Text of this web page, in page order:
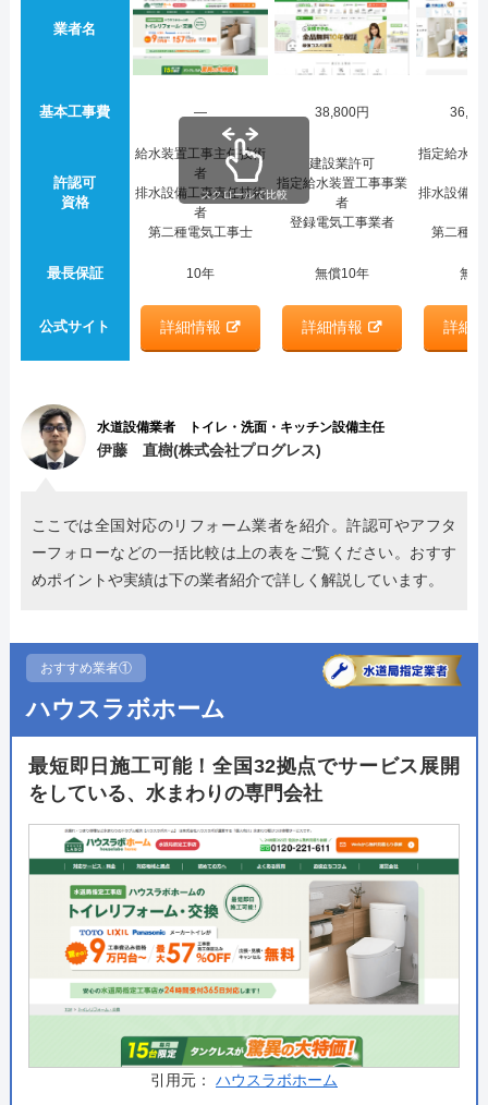
業者名
基本工事費 ― 38,800円
許認可
資格
給水装置工事主任技術
者
排水設備工事責任技術
者
第二種電気工事士
建設業許可
指定給水装置工事事業
者
登録電気工事業者
指定給水装
排水設備工
第二種電
最長保証 10年 無償10年 無
公式サイト 詳細情報 詳細情報 詳細
スクロールで比較
水道設備業者 トイレ・洗面・キッチン設備主任
伊藤 直樹(株式会社プログレス)
ここでは全国対応のリフォーム業者を紹介。許認可やアフタ
ーフォローなどの一括比較は上の表をご覧ください。おすす
めポイントや実績は下の業者紹介で詳しく解説しています。
おすすめ業者①
ハウスラボホーム
最短即日施工可能！全国32拠点でサービス展開
をしている、水まわりの専門会社
引用元： ハウスラボホーム